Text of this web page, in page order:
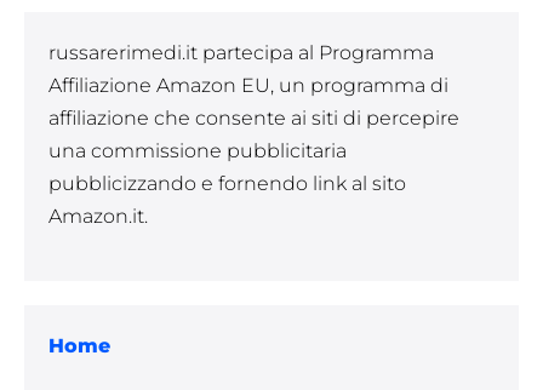
russarerimedi.it partecipa al Programma
Affiliazione Amazon EU, un programma di
affiliazione che consente ai siti di percepire
una commissione pubblicitaria
pubblicizzando e fornendo link al sito
Amazon.it.
Home